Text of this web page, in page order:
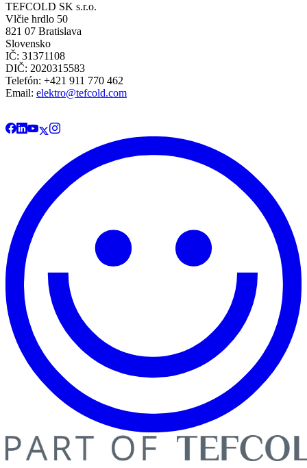
TEFCOLD SK s.r.o.
Vlčie hrdlo 50
821 07 Bratislava
Slovensko
IČ: 31371108
DIČ: 2020315583
Telefón: +421 911 770 462
Email: elektro@tefcold.com